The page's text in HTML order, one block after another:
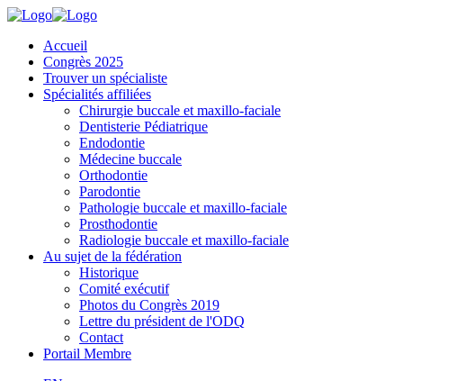
Accueil
Congrès 2025
Trouver un spécialiste
Spécialités affiliées
Chirurgie buccale et maxillo-faciale
Dentisterie Pédiatrique
Endodontie
Médecine buccale
Orthodontie
Parodontie
Pathologie buccale et maxillo-faciale
Prosthodontie
Radiologie buccale et maxillo-faciale
Au sujet de la fédération
Historique
Comité exécutif
Photos du Congrès 2019
Lettre du président de l'ODQ
Contact
Portail Membre